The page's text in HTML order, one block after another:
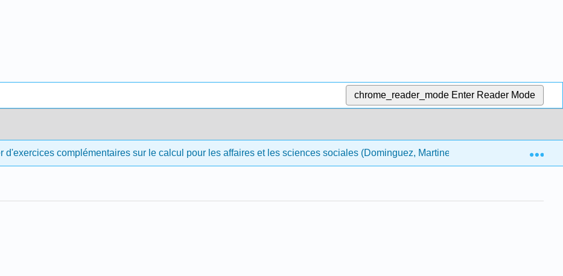
chrome_reader_mode Enter Reader Mode
d'exercices complémentaires sur le calcul pour les affaires et les sciences sociales (Dominguez, Martinez et Saykali)